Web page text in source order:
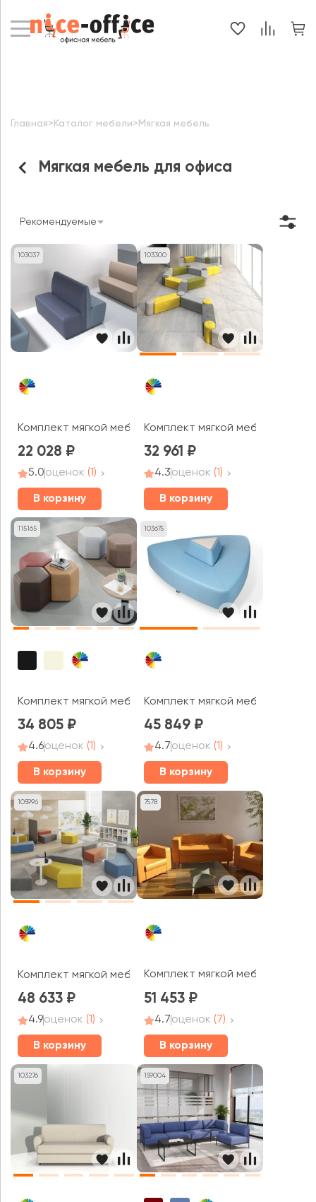
Мягкая мебель для офиса
Главная> Каталог мебели> Мягкая мебель
Рекомендуемые
103037
Комплект мягкой мебели Беллис MVK
22 028
5.0оценок (1)
В корзину
103300
Комплект мягкой мебели
32 961
4.3оценок (1)
В корзину
115165
Комплект мягкой мебели Вермонт / Vermont
34 805
4.6оценок (1)
В корзину
103675
Комплект мягкой мебели Юнит
45 849
4.7оценок (1)
В корзину
105996
Комплект мягкой мебели М35 Кристалл / Crystal
48 633
4.9оценок (1)
В корзину
7578
Комплект мягкой мебели
51 453
4.7оценок (7)
В корзину
103276 159004